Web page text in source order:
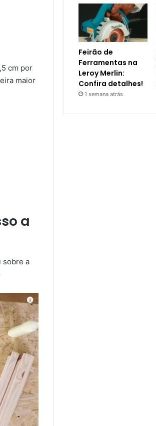
cm por
maior
a
sobre a
Feirão de
Ferramentas na
Leroy Merlin:
Confira detalhes!
1 semana atrás